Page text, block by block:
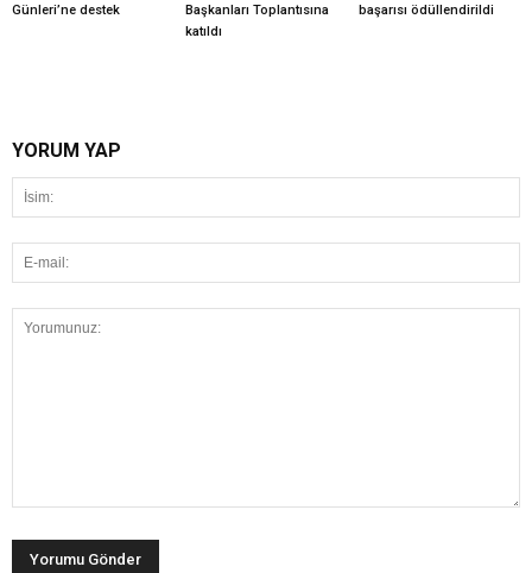
Günleri’ne destek
Başkanları Toplantısına
katıldı
başarısı ödüllendirildi
YORUM YAP